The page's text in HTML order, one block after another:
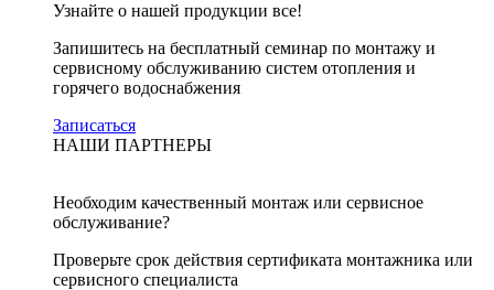
Узнайте о нашей продукции все!
Запишитесь на бесплатный семинар по монтажу и
сервисному обслуживанию систем отопления и
горячего водоснабжения
Записаться
НАШИ ПАРТНЕРЫ
Необходим качественный монтаж или сервисное
обслуживание?
Проверьте срок действия сертификата монтажника или
сервисного специалиста